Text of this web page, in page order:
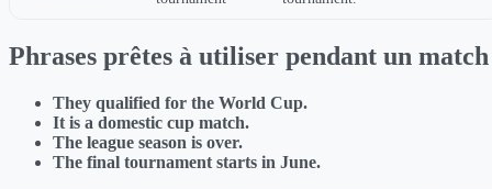
Phrases prêtes à utiliser pendant un match
They qualified for the World Cup.
It is a domestic cup match.
The league season is over.
The final tournament starts in June.